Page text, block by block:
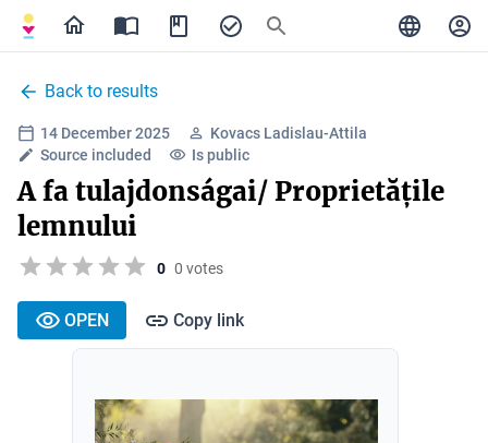
Back to results
14 December 2025
Kovacs Ladislau-Attila
Source included
Is public
A fa tulajdonságai/ Proprietățile
lemnului
0 0 votes
OPEN Copy link